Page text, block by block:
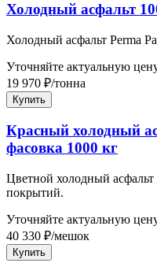
Холодный асфальт
Холодный асфальт Perma
Уточняйте актуальную
19 970 ₽/тонна
Купить
Красный холодный
фасовка 1000 кг
Цветной холодный
покрытий.
Уточняйте актуальную
40 330 ₽/мешок
Купить